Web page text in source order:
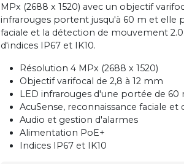
MPx (2688 x 1520) avec un objectif
infrarouges portent jusqu'à 60 m et elle
faciale et la détection de mouvement
d'indices IP67 et IK10.
Résolution 4 MPx (2688 x 1520)
Objectif varifocal de 2,8 à 12 mm
LED infrarouges d'une portée de 60
AcuSense, reconnaissance faciale
Audio et gestion d'alarmes
Alimentation PoE+
Indices IP67 et IK10